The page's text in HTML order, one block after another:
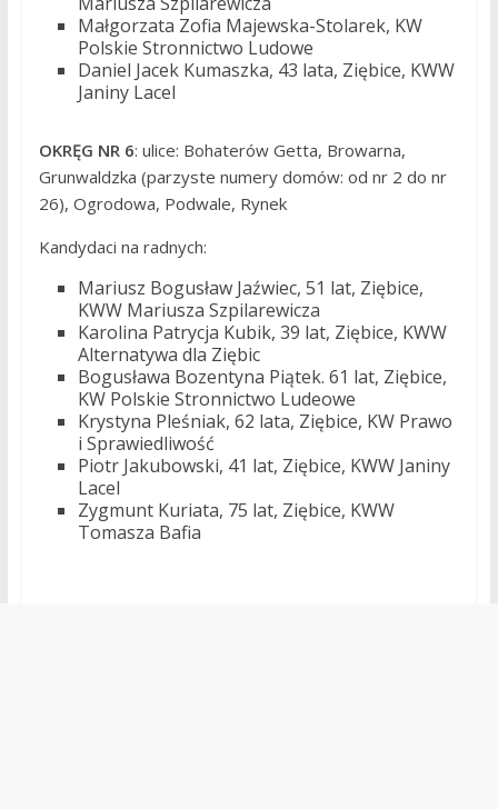
Małgorzata Zofia Majewska-Stolarek, KW
Polskie Stronnictwo Ludowe
Daniel Jacek Kumaszka, 43 lata, Ziębice, KWW
Janiny Lacel
OKRĘG NR 6: ulice: Bohaterów Getta, Browarna,
Grunwaldzka (parzyste numery domów: od nr 2 do nr
26), Ogrodowa, Podwale, Rynek
Kandydaci na radnych:
Mariusz Bogusław Jaźwiec, 51 lat, Ziębice,
KWW Mariusza Szpilarewicza
Karolina Patrycja Kubik, 39 lat, Ziębice, KWW
Alternatywa dla Ziębic
Bogusława Bozentyna Piątek. 61 lat, Ziębice,
KW Polskie Stronnictwo Ludeowe
Krystyna Pleśniak, 62 lata, Ziębice, KW Prawo
i Sprawiedliwość
Piotr Jakubowski, 41 lat, Ziębice, KWW Janiny
Lacel
Zygmunt Kuriata, 75 lat, Ziębice, KWW
Tomasza Bafia